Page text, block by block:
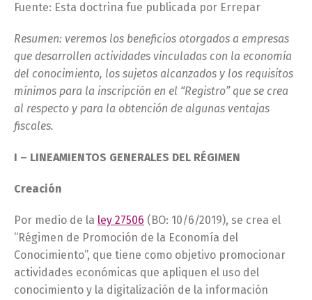
Fuente: Esta doctrina fue publicada por Errepar
Resumen: veremos los beneficios otorgados a empresas
que desarrollen actividades vinculadas con la economía
del conocimiento, los sujetos alcanzados y los requisitos
mínimos para la inscripción en el “Registro” que se crea
al respecto y para la obtención de algunas ventajas
fiscales.
I – LINEAMIENTOS GENERALES DEL RÉGIMEN
Creación
Por medio de la ley 27506 (BO: 10/6/2019), se crea el
“Régimen de Promoción de la Economía del
Conocimiento”, que tiene como objetivo promocionar
actividades económicas que apliquen el uso del
conocimiento y la digitalización de la información